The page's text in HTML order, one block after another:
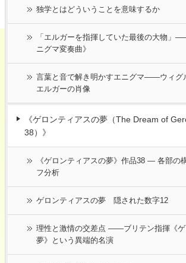
独学とはどういうことを意味するか
「エルガーを指揮していた最後の大物」
ニグマ変奏曲》
言葉と音で解き明かすエニグマ――ウィグ
エルガーの肖像
《ゲロンティアスの夢（The Dream of
38）》
《ゲロンティアスの夢》作品38 ― 各部の
フ分析
ゲロンティアスの夢 隠された数字12
理性と激情の交差点 ――ブリテン指揮《
夢》という異端的名演